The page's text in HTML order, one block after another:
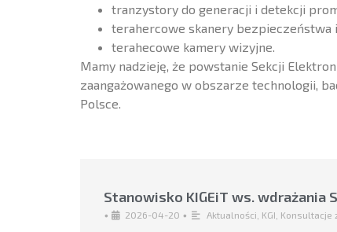
tranzystory do generacji i detekcji
terahercowe skanery bezpieczeństwa
terahecowe kamery wizyjne.
Mamy nadzieję, że powstanie Sekcji
zaangażowanego w obszarze technologii,
Polsce.
Stanowisko KIGEiT ws. wdrażania
• 2026-04-20 • Aktualności KGI Konsultacje